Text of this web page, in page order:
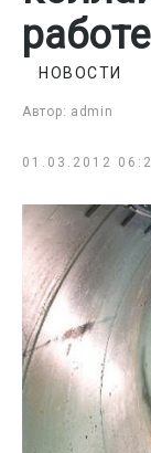
Автор: admin
НОВОСТИ
01.03.2012